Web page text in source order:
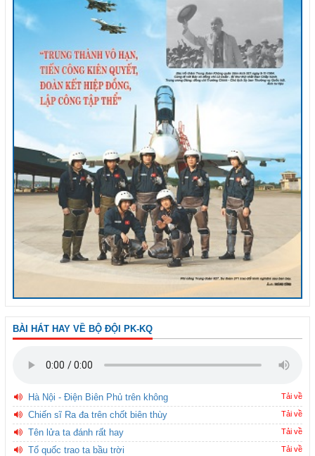
BÀI HÁT HAY VỀ BỘ ĐỘI PK-KQ
Hà Nội - Điện Biên Phủ trên không Tải về
Chiến sĩ Ra đa trên chốt biên thùy Tải về
Tên lửa ta đánh rất hay Tải về
Tổ quốc trao ta bầu trời Tải về